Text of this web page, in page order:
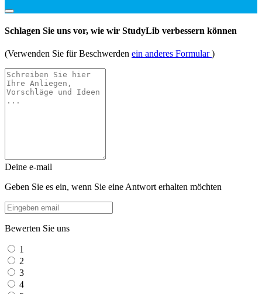
Schlagen Sie uns vor, wie wir StudyLib verbessern können
(Verwenden Sie für Beschwerden ein anderes Formular)
Deine e-mail
Geben Sie es ein, wenn Sie eine Antwort erhalten möchten
Bewerten Sie uns
1
2
3
4